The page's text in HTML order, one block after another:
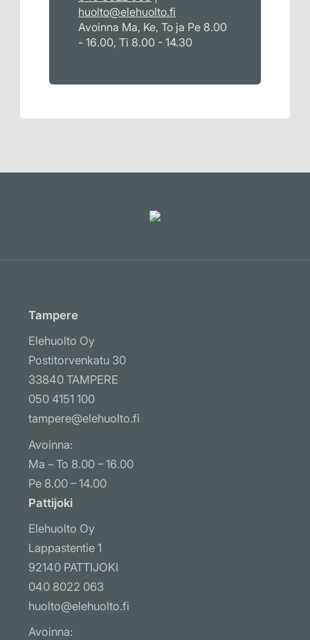
huolto@elehuolto.fi
Avoinna Ma, Ke, To ja Pe 8.00
- 16.00, Ti 8.00 - 14.30
Tampere
Elehuolto Oy
Postitorvenkatu 30
33840 TAMPERE
050 4151 100
tampere@elehuolto.fi
Avoinna:
Ma – To 8.00 – 16.00
Pe 8.00 – 14.00
Pattijoki
Elehuolto Oy
Lappastentie 1
92140 PATTIJOKI
040 8022 063
huolto@elehuolto.fi
Avoinna: